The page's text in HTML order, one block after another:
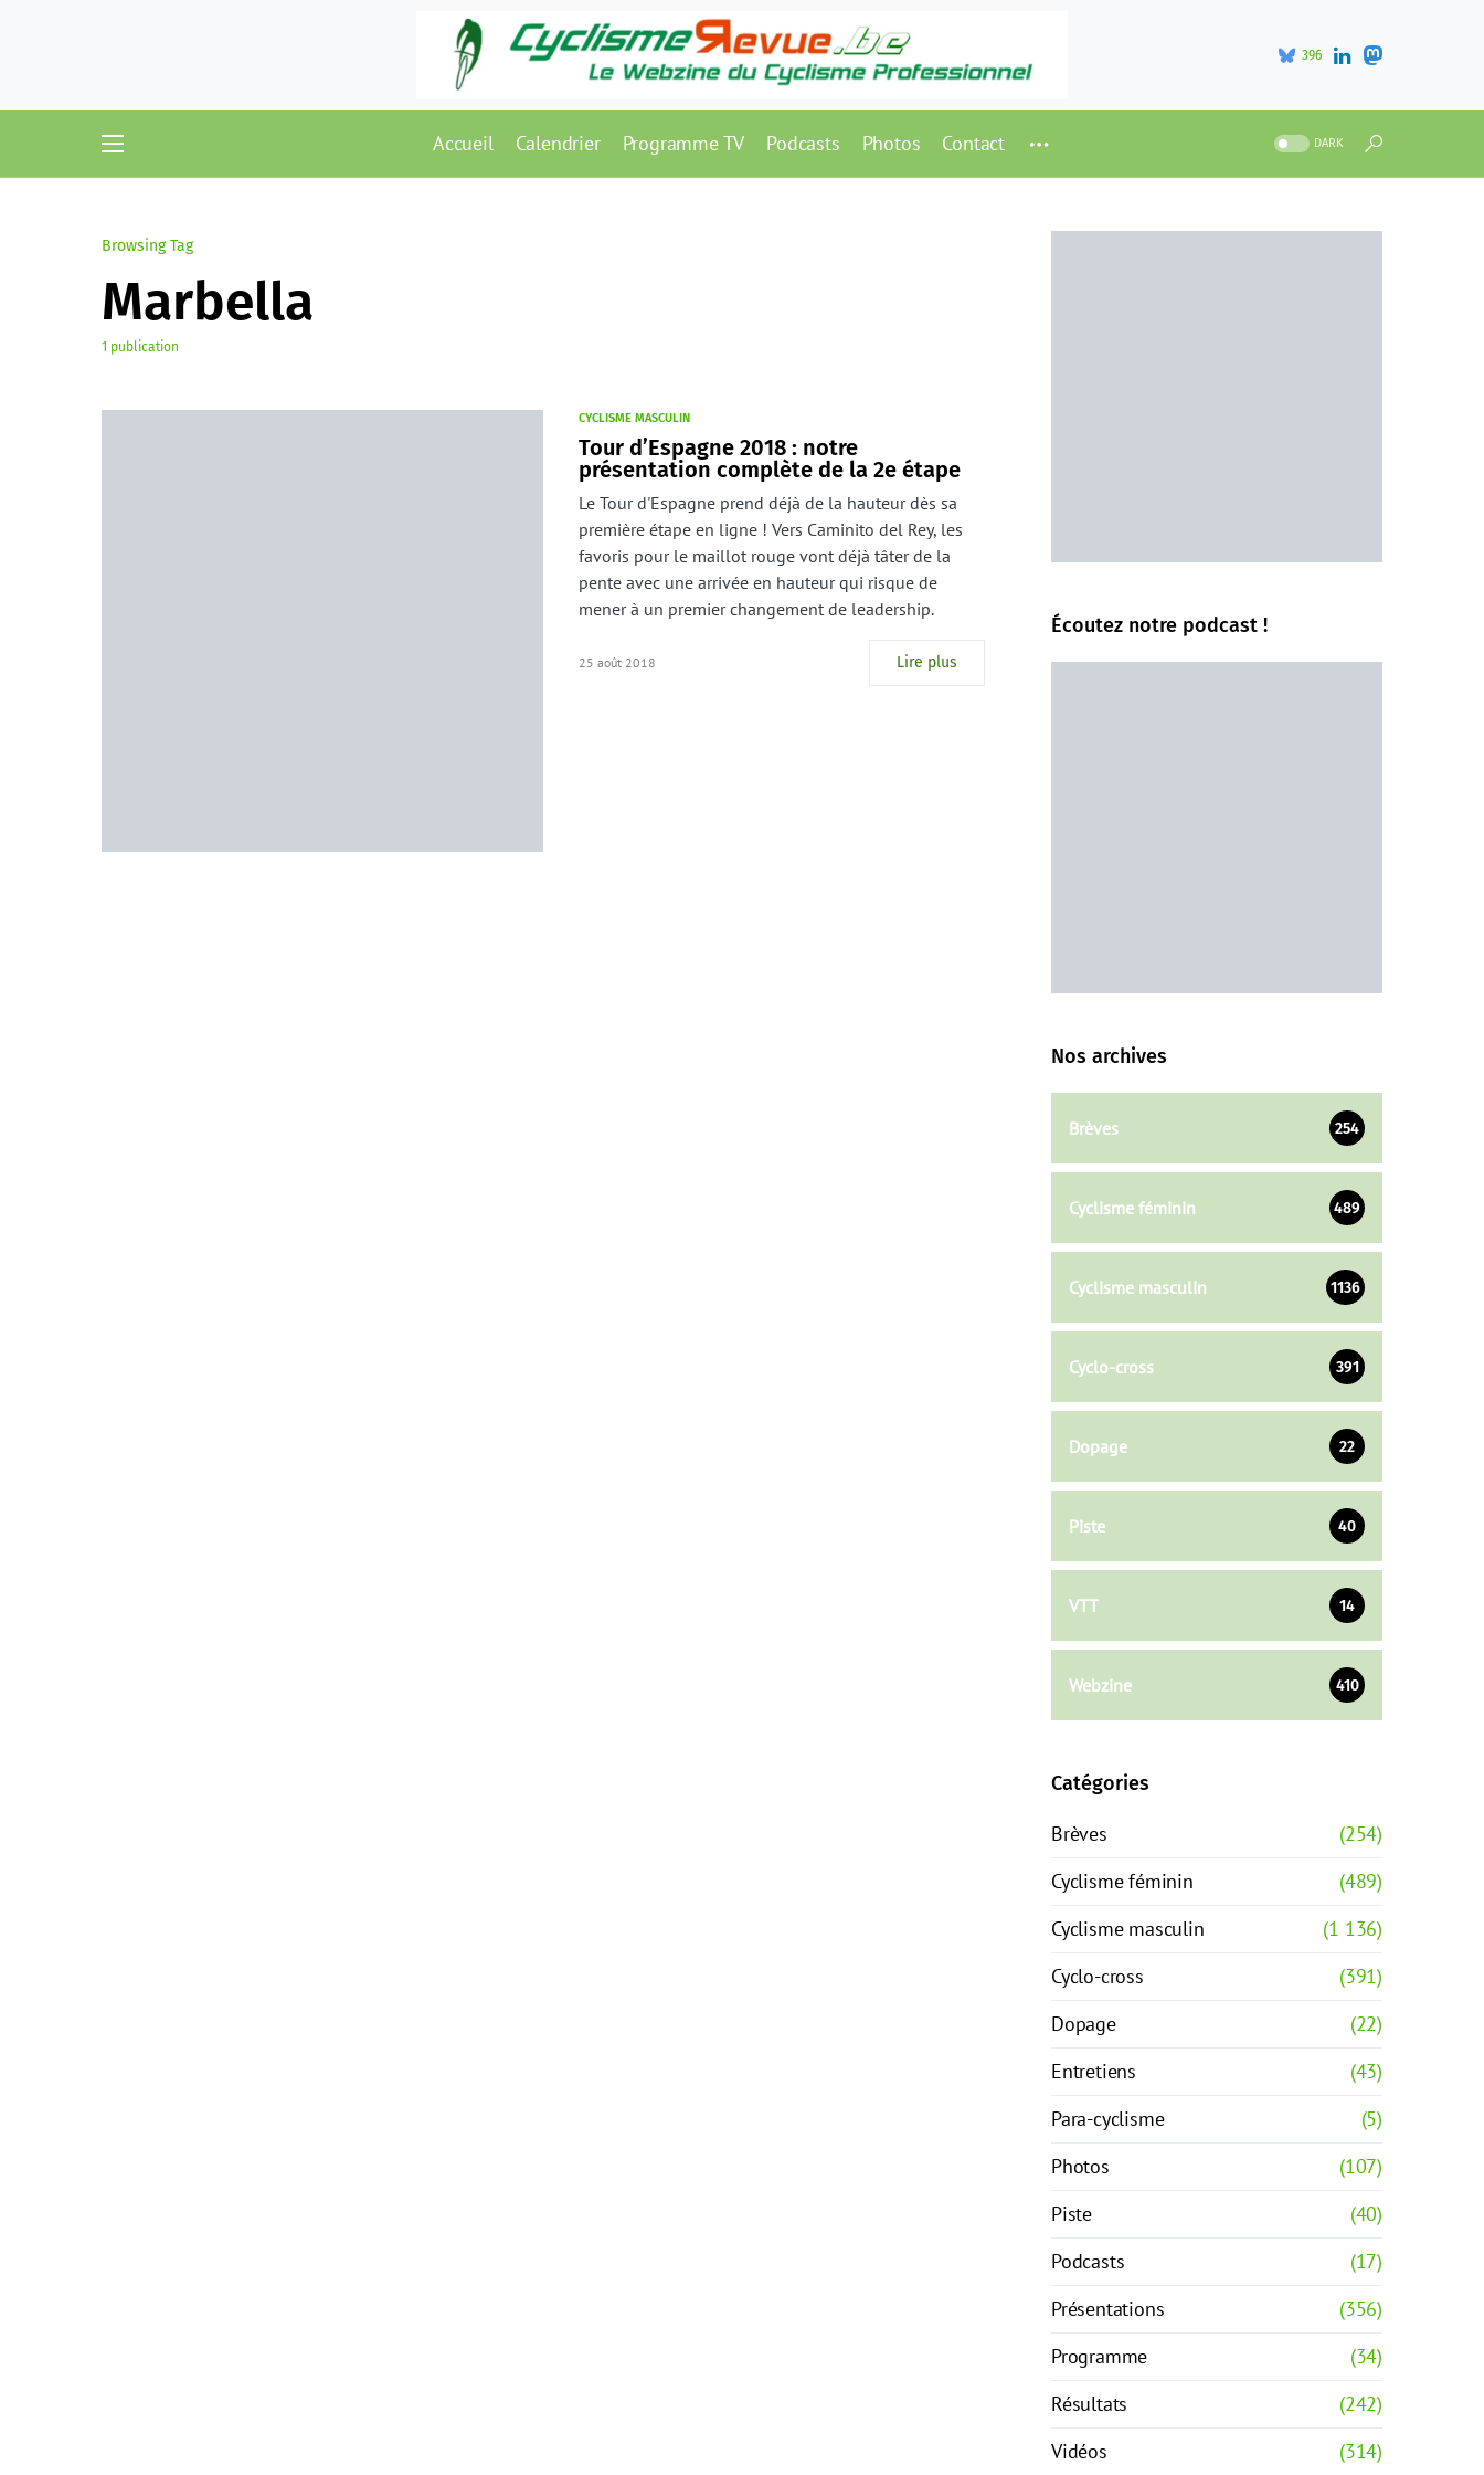
396
Accueil Calendrier Programme TV Podcasts Photos Contact DARK
Browsing Tag
Marbella
1 publication
CYCLISME MASCULIN
Tour d’Espagne 2018 : notre
présentation complète de la 2e étape
Le Tour d'Espagne prend déjà de la hauteur dès sa
première étape en ligne ! Vers Caminito del Rey, les
favoris pour le maillot rouge vont déjà tâter de la
pente avec une arrivée en hauteur qui risque de
mener à un premier changement de leadership.
25 août 2018 Lire plus
Écoutez notre podcast !
Nos archives
Brèves 254
Cyclisme féminin 489
Cyclisme masculin 1136
Cyclo-cross 391
Dopage 22
Piste 40
VTT 14
Webzine 410
Catégories
Brèves
(254)
Cyclisme féminin
(489)
Cyclisme masculin
(1 136)
Cyclo-cross
(391)
Dopage
(22)
Entretiens
(43)
Para-cyclisme
(5)
Photos
(107)
Piste
(40)
Podcasts
(17)
Présentations
(356)
Programme
(34)
Résultats
(242)
Vidéos
(314)